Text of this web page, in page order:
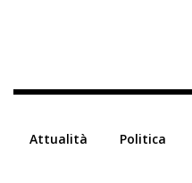
Attualità Politica